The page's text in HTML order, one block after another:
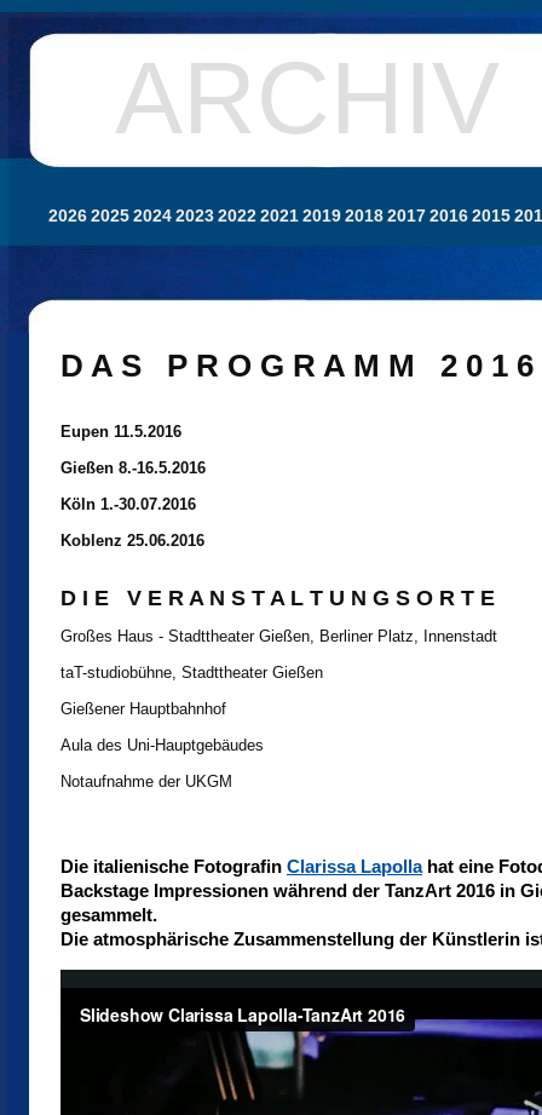
ARCHIV
20262025202420232022202120192018201720162015
D A S P R O G R A M M 2 0 1 6
Eupen 11.5.2016
Gießen 8.-16.5.2016
Köln 1.-30.07.2016
Koblenz 25.06.2016
D I E V E R A N S T A L T U N G S O R T E
Großes Haus - Stadttheater Gießen, Berliner Platz, Innenstadt
taT-studiobühne, Stadttheater Gießen
Gießener Hauptbahnhof
Aula des Uni-Hauptgebäudes
Notaufnahme der UKGM
Die italienische Fotografin Clarissa Lapollahat eine
Backstage Impressionen während der TanzArt 2016 in
gesammelt.
Die atmosphärische Zusammenstellung der Künstlerin